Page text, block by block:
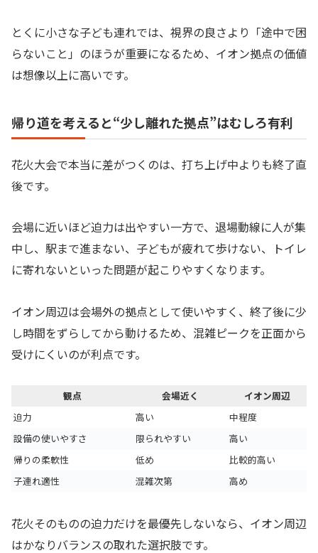
とくに小さな子ども連れでは、視界の良さより「途中で困
らないこと」のほうが重要になるため、イオン拠点の価値
は想像以上に高いです。
帰り道を考えると“少し離れた拠点”はむしろ有利
花火大会で本当に差がつくのは、打ち上げ中よりも終了直
後です。
会場に近いほど迫力は出やすい一方で、退場動線に人が集
中し、駅まで進まない、子どもが疲れて歩けない、トイレ
に寄れないといった問題が起こりやすくなります。
イオン周辺は会場外の拠点として使いやすく、終了後に少
し時間をずらしてから動けるため、混雑ピークを正面から
受けにくいのが利点です。
観点 会場近く
イオン周辺
迫力
高い
中程度
設備の使いやすさ
限られやすい
高い
帰りの柔軟性
低め
比較的高い
子連れ適性
混雑次第 高め
花火そのものの迫力だけを最優先しないなら、イオン周辺
はかなりバランスの取れた選択肢です。